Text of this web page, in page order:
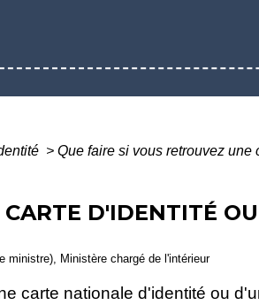
> Que faire si vous retrouvez
D'IDENTITÉ
ministre), Ministère chargé de l'intérieur
carte nationale d'identité ou